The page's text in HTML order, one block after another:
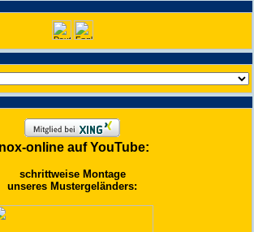
online auf YouTube:
schrittweise Montage
unseres Mustergeländers: